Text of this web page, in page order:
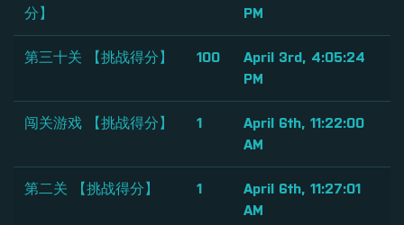
分】
PM
第三十关 【挑战得分】 100
April 3rd, 4:05:24
PM
闯关游戏 【挑战得分】 1
April 6th, 11:22:00
AM
第二关 【挑战得分】 1
April 6th, 11:27:01
AM